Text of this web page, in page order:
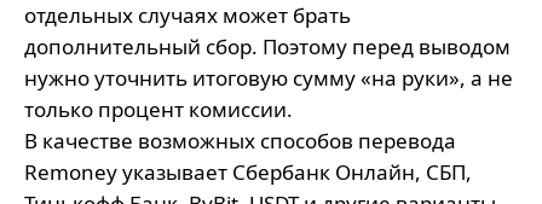
отдельных случаях может брать
дополнительный сбор. Поэтому перед выводом
нужно уточнить итоговую сумму «на руки», а не
только процент комиссии.
В качестве возможных способов перевода
Remoney указывает Сбербанк Онлайн, СБП,